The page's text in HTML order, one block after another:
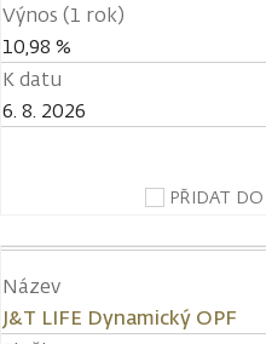
Výnos (1 rok)
10,98 %
K datu
6. 8. 2026
PŘIDAT
Název
J&T LIFE Dynamický OPF